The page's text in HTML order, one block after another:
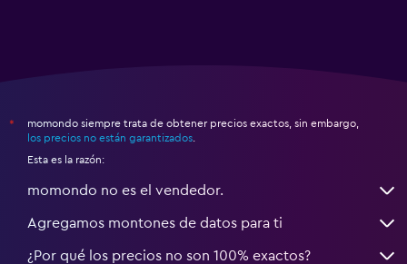
*
momondo siempre trata de obtener precios exactos, sin embargo,
los precios no están garantizados
Esta es la razón:
momondo no es el vendedor.
Agregamos montones de datos para ti
¿Por qué los precios no son 100% exactos?